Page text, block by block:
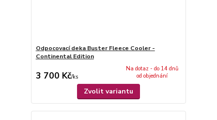
Odpocovací deka Buster Fleece Cooler -
Continental Edition
3 700 Kč/ks
Na dotaz - do 14 dnů
od objednání
Zvolit variantu